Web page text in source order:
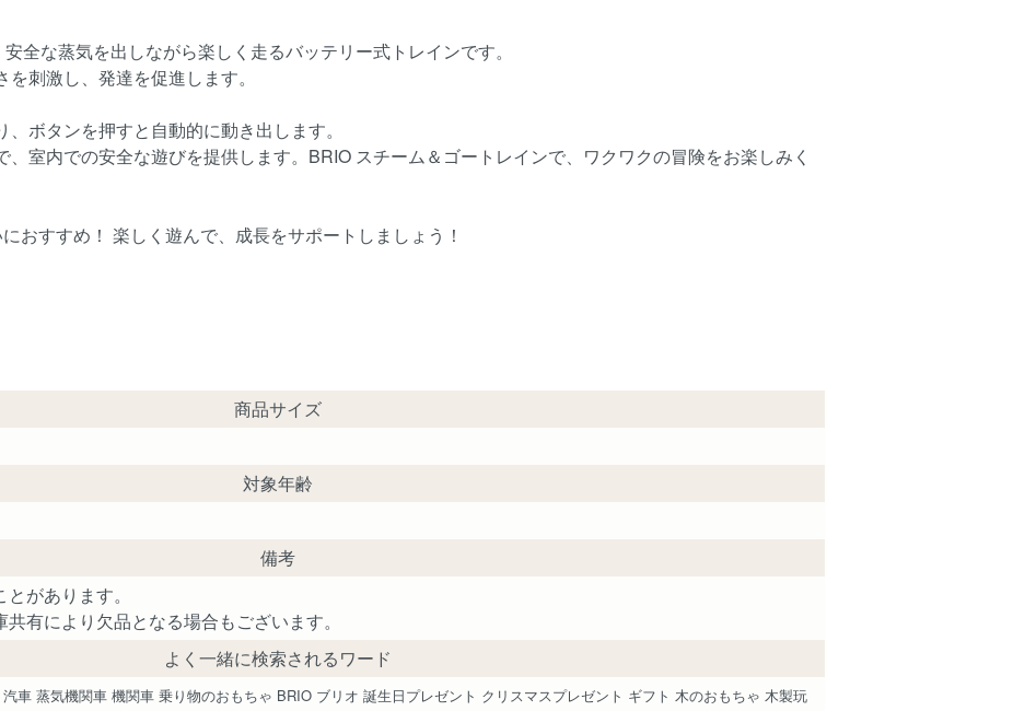
全な蒸気を出しながら楽しく走るバッテリー式トレインです。
刺激し、発達を促進します。
ボタンを押すと自動的に動き出します。
室内での安全な遊びを提供します。BRIO スチーム＆ゴートレインで、ワクワクの冒険をお楽しみく
おすすめ！ 楽しく遊んで、成長をサポートしましょう！
商品サイズ
対象年齢
備考
があります。
有により欠品となる場合もございます。
よく一緒に検索されるワード
車 蒸気機関車 機関車 乗り物のおもちゃ BRIO ブリオ 誕生日プレゼント クリスマスプレゼント ギフト 木のおもちゃ 木製玩